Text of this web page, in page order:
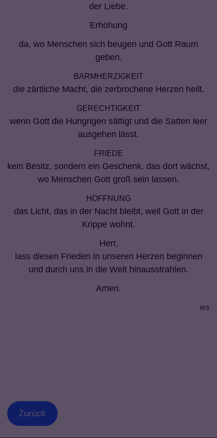
der Liebe.
Erhöhung
da, wo Menschen sich beugen und Gott Raum
geben.
BARMHERZIGKEIT
die zärtliche Macht, die zerbrochene Herzen heilt.
GERECHTIGKEIT
wenn Gott die Hungrigen sättigt und die Satten leer
ausgehen lässt.
FRIEDE
kein Besitz, sondern ein Geschenk, das dort wächst,
wo Menschen Gott groß sein lassen.
HOFFNUNG
das Licht, das in der Nacht bleibt, weil Gott in der
Krippe wohnt.
Herr,
lass diesen Frieden in unseren Herzen beginnen
und durch uns in die Welt hinausstrahlen.
Amen.
WS
Zurück